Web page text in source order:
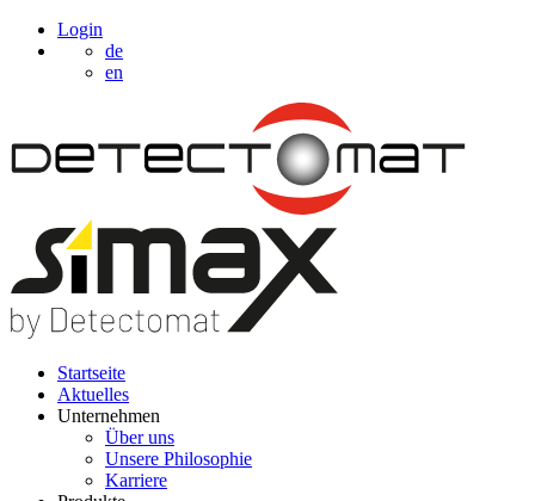
Login
de
en
Startseite
Aktuelles
Unternehmen
Über uns
Unsere Philosophie
Karriere